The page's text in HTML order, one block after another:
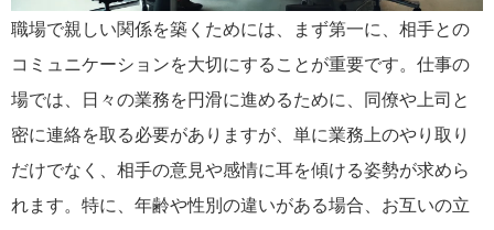
職場で親しい関係を築くためには、まず第一に、相手との
コミュニケーションを大切にすることが重要です。仕事の
場では、日々の業務を円滑に進めるために、同僚や上司と
密に連絡を取る必要がありますが、単に業務上のやり取り
だけでなく、相手の意見や感情に耳を傾ける姿勢が求めら
れます。特に、年齢や性別の違いがある場合、お互いの立